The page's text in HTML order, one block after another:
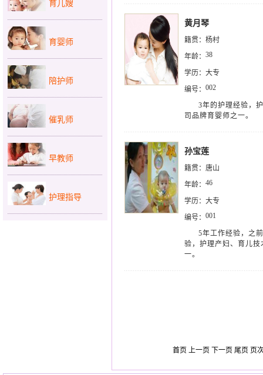
育儿嫂
育婴师
陪护师
催乳师
早教师
护理指导
黄月琴
籍贯： 杨村
年龄： 38
学历： 大专
编号： 002
3年的护理经验，
司品牌育婴师之一。
孙宝莲
籍贯： 唐山
年龄： 46
学历： 大专
编号： 001
5年工作经验，之
验，护理产妇、育儿
一。
首页 上一页 下一页 尾页 页